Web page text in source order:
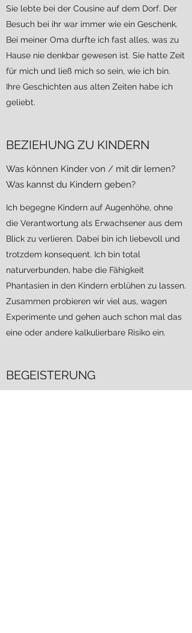
Sie lebte bei der Cousine auf dem Dorf. Der
Besuch bei ihr war immer wie ein Geschenk.
Bei meiner Oma durfte ich fast alles, was zu
Hause nie denkbar gewesen ist. Sie hatte Zeit
für mich und ließ mich so sein, wie ich bin.
Ihre Geschichten aus alten Zeiten habe ich
geliebt.
BEZIEHUNG ZU KINDERN
Was können Kinder von / mit dir lernen?
Was kannst du Kindern geben?
Ich begegne Kindern auf Augenhöhe, ohne
die Verantwortung als Erwachsener aus dem
Blick zu verlieren. Dabei bin ich liebevoll und
trotzdem konsequent. Ich bin total
naturverbunden, habe die Fähigkeit
Phantasien in den Kindern erblühen zu lassen.
Zusammen probieren wir viel aus, wagen
Experimente und gehen auch schon mal das
eine oder andere kalkulierbare Risiko ein.
BEGEISTERUNG